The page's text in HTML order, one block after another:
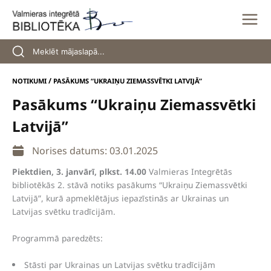
content
NOTIKUMI / PASĀKUMS “UKRAIŅU ZIEMASSVĒTKI LATVIJĀ”
Pasākums “Ukraiņu Ziemassvētki
Latvijā”
Norises datums: 03.01.2025
Piektdien, 3. janvārī, plkst. 14.00 Valmieras Integrētās
bibliotēkās 2. stāvā notiks pasākums “Ukraiņu Ziemassvētki
Latvijā”, kurā apmeklētājus iepazīstinās ar Ukrainas un
Latvijas svētku tradīcijām.
Programmā paredzēts:
Stāsti par Ukrainas un Latvijas svētku tradīcijām